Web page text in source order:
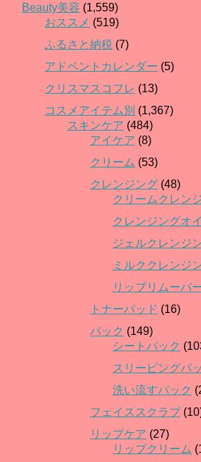
Beauty美容 (1,559)
おススメ (519)
ふるさと納税 (7)
アドベントカレンダー (5)
クリスマスコフレ (13)
コスメアイテム別 (1,367)
スキンケア (484)
アイケア (8)
クリーム (53)
クレンジング (48)
クリームクレン
クレンジングオ
ジェルクレンジ
ミルククレンジ
リップリムーバ
トナーパッド (16)
パック (149)
シートパック
スリーピングパ
洗い流すパック
フェイススクラブ
リップケア (27)
リップクリーム